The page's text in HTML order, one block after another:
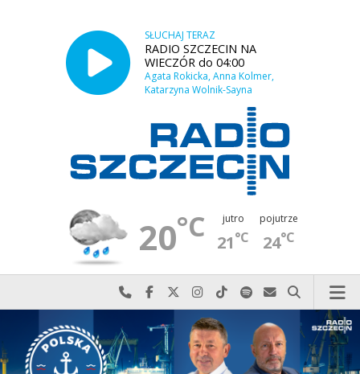
SŁUCHAJ TERAZ
RADIO SZCZECIN NA
WIECZÓR do 04:00
Agata Rokicka, Anna Kolmer,
Katarzyna Wolnik-Sayna
20°C jutro
21°C
pojutrze
24°C
Najlepiej po prostu do nas zadzwoń
Odwiedź nas na Facebook-u
Odwiedź nas na X
Odwiedź nas na Instagram-ie
Odwiedź nas na TikTok-u
Szukaj nas na Spotify
Wyślij do nas
Szukaj